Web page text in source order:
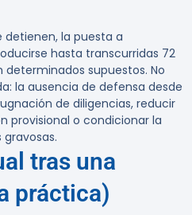
detienen, la puesta a
hasta transcurridas 72
supuestos. No
la ausencia de defensa desde
de diligencias, reducir
provisional o condicionar la
tras una
práctica)